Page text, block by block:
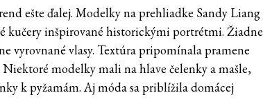
ešte ďalej. Modelky na prehliadke Sandy Liang
kučery inšpirované historickými portrétmi. Žiadne
vyrovnané vlasy. Textúra pripomínala pramene
modelky mali na hlave čelenky a mašle,
k pyžamám. Aj móda sa priblížila domácej